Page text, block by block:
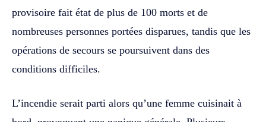
provisoire fait état de plus de 100 morts et de
nombreuses personnes portées disparues, tandis que les
opérations de secours se poursuivent dans des
conditions difficiles.
L’incendie serait parti alors qu’une femme cuisinait à